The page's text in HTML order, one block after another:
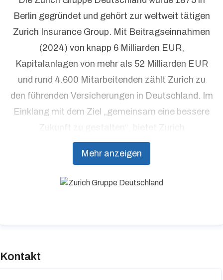
Berlin gegründet und gehört zur weltweit tätigen
Zurich Insurance Group. Mit Beitragseinnahmen
(2024) von knapp 6 Milliarden EUR,
Kapitalanlagen von mehr als 52 Milliarden EUR
und rund 4.600 Mitarbeitenden zählt Zurich zu
den führenden Versicherungen in Deutschland. Im
Einklang mit dem Ziel „gemeinsam eine bessere
Präventionsdienstleistungen an, die über
traditionelle Versicherungsprodukte hinausgehen,
um Kunden dabei zu unterstützen, Resilienz
Mehr anzeigen
Kontakt